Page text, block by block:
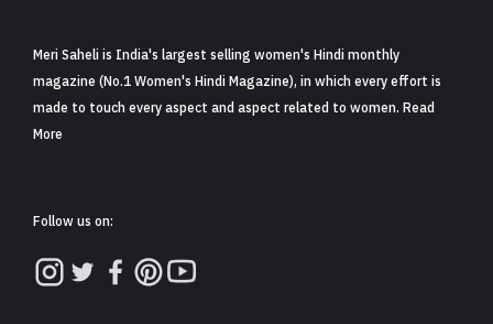
Meri Saheli is India's largest selling women's Hindi monthly
magazine (No.1 Women's Hindi Magazine), in which every effort is
made to touch every aspect and aspect related to women. Read
More
Follow us on: